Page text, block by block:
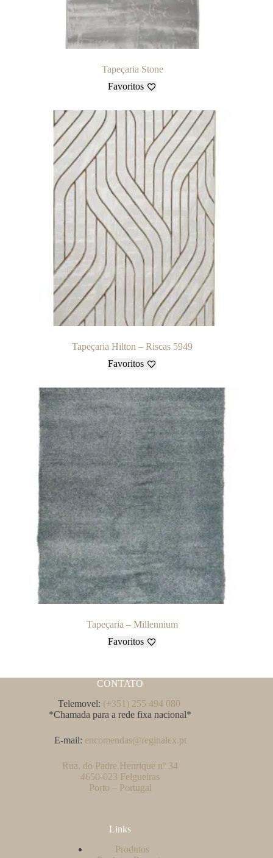
Tapeçaria Stone
Favoritos
Tapeçaria Hilton – Riscas 5949
Favoritos
Tapeçaria – Millennium
Favoritos
CONTATO
Telemovel: (+351) 255 494 080
*Chamada para a rede fixa nacional*
E-mail: encomendas@reginalex.pt
Rua. do Padre Henrique nº 34
4650-023 Felgueiras
Porto – Portugal
Links
Produtos